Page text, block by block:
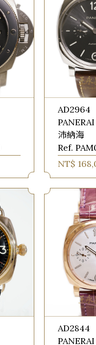
AD2964
PANERAI
沛納海
Ref.
NT$
AD2844
PANERAI